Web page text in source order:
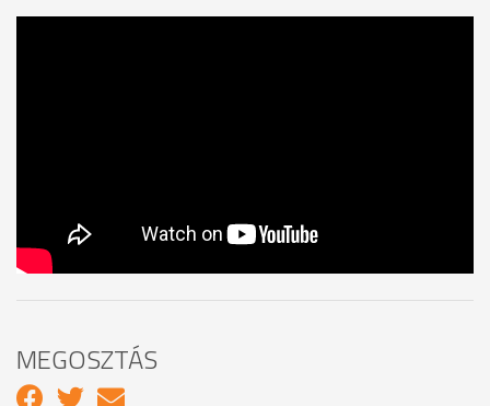
MEGOSZTÁS